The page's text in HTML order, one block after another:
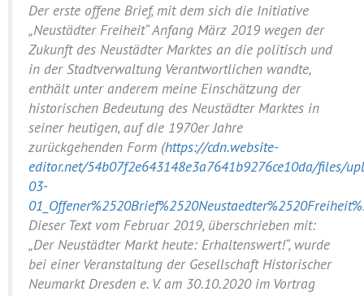
Der erste offene Brief, mit dem sich die Initiative
„Neustädter Freiheit“ Anfang März 2019 wegen der
Zukunft des Neustädter Marktes an die politisch und
in der Stadtverwaltung Verantwortlichen wandte,
enthält unter anderem meine Einschätzung der
historischen Bedeutung des Neustädter Marktes in
seiner heutigen, auf die 1970er Jahre
zurückgehenden Form (https://cdn.website-
editor.net/54b07f2e643148e3a7641b9276ce10da/files/
03-
Dieser Text vom Februar 2019, überschrieben mit:
„Der Neustädter Markt heute: Erhaltenswert!“, wurde
bei einer Veranstaltung der Gesellschaft Historischer
Neumarkt Dresden e. V. am 30.10.2020 im Vortrag